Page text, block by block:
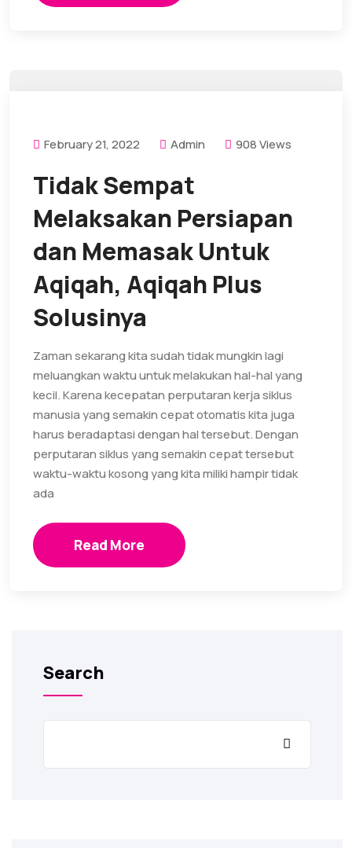
February 21, 2022 Admin 908 Views
Tidak Sempat
Melaksakan Persiapan
dan Memasak Untuk
Aqiqah, Aqiqah Plus
Solusinya
Zaman sekarang kita sudah tidak mungkin lagi
meluangkan waktu untuk melakukan hal-hal yang
kecil. Karena kecepatan perputaran kerja siklus
manusia yang semakin cepat otomatis kita juga
harus beradaptasi dengan hal tersebut. Dengan
perputaran siklus yang semakin cepat tersebut
waktu-waktu kosong yang kita miliki hampir tidak
ada
Read More
Search